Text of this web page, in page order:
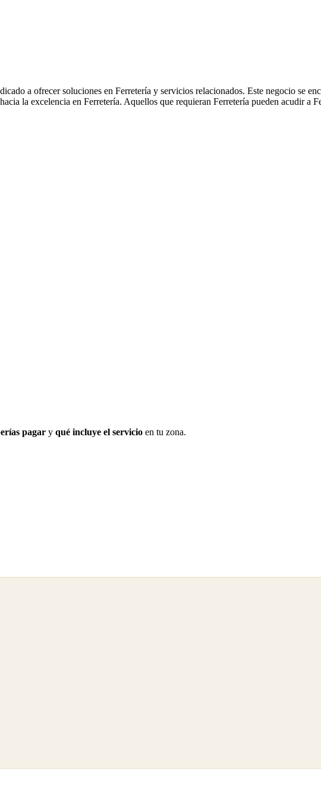
a ofrecer soluciones en Ferretería y servicios relacionados. Este negocio se
la excelencia en Ferretería. Aquellos que requieran Ferretería pueden acudir a
pagar y qué incluye el servicio en tu zona.